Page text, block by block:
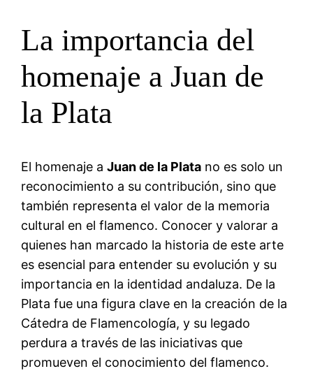
La importancia del
homenaje a Juan de
la Plata
El homenaje aJuan de la Plata no es solo un
reconocimiento a su contribución, sino que
también representa el valor de la memoria
cultural en el flamenco. Conocer y valorar a
quienes han marcado la historia de este arte
es esencial para entender su evolución y su
importancia en la identidad andaluza. De la
Plata fue una figura clave en la creación de la
Cátedra de Flamencología, y su legado
perdura a través de las iniciativas que
promueven el conocimiento del flamenco.